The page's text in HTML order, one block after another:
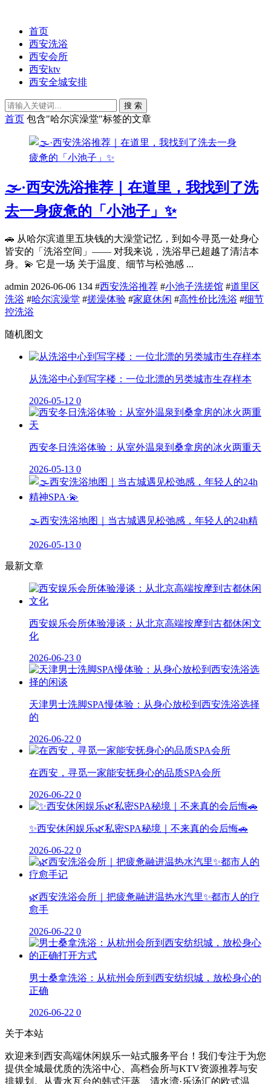
首页
西安洗浴
西安会所
西安ktv
西安全城安排
搜 索
首页 包含"哈尔滨澡堂"标签的文章
🌫️·西安洗浴推荐｜在道里，我找到了洗
去一身疲惫的「小池子」✨
🚗 从哈尔滨道里五块钱的大澡堂记忆，到如今寻觅一处身心
皆安的「洗浴空间」—— 对我来说，洗浴早已超越了清洁本
身。💫 它是一场 关于温度、细节与松弛感 ...
admin 2026-06-06 134 #西安洗浴推荐 #小池子洗搓馆 #道里区
洗浴 #哈尔滨澡堂 #搓澡体验 #家庭休闲 #高性价比洗浴 #细节
控洗浴
随机图文
从洗浴中心到写字楼：一位北漂的另类城市生存样本
2026-05-12 0
西安冬日洗浴体验：从室外温泉到桑拿房的冰火两重天
2026-05-13 0
🌫️西安洗浴地图｜当古城遇见松弛感，年轻人的24h精
2026-05-13 0
最新文章
西安娱乐会所体验漫谈：从北京高端按摩到古都休闲文
化
2026-06-23 0
天津男士洗脚SPA慢体验：从身心放松到西安洗浴选择
的
2026-06-22 0
在西安，寻觅一家能安抚身心的品质SPA会所
2026-06-22 0
✨西安休闲娱乐🌿私密SPA秘境｜不来真的会后悔🚗
2026-06-22 0
🌿西安洗浴会所｜把疲惫融进温热水汽里✨都市人的疗
愈手
2026-06-22 0
男士桑拿洗浴：从杭州会所到西安纺织城，放松身心的
正确
2026-06-22 0
关于本站
欢迎来到西安高端休闲娱乐一站式服务平台！我们专注于为您
提供全城最优质的洗浴中心、高档会所与KTV资源推荐与安
排规划。从青水瓦台的韩式汗蒸、清水湾·乐汤汇的欧式温